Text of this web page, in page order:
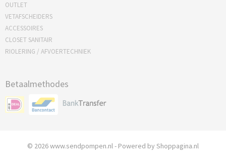
OUTLET
VETAFSCHEIDERS
ACCESSOIRES
CLOSET SANITAIR
RIOLERING / AFVOERTECHNIEK
Betaalmethodes
© 2026 www.sendpompen.nl - Powered by Shoppagina.nl